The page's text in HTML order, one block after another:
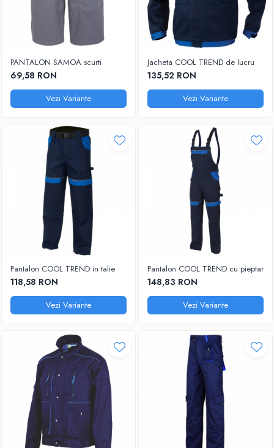
PANTALON SAMOA scurti
69,58 RON
Vezi Variante
Jacheta COOL TREND de lucru
135,52 RON
Vezi Variante
Pantalon COOL TREND in talie
118,58 RON
Vezi Variante
Pantalon COOL TREND cu pieptar
148,83 RON
Vezi Variante